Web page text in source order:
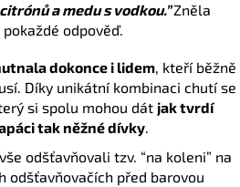
a medu s vodkou.”Zněla
pokaždé odpověď.
dokonce i lidem, kteří běžně
Díky unikátní kombinaci chutí se
si spolu mohou dát jak tvrdí
tak něžné dívky.
odšťavňovali tzv. “na koleni” na
odšťavňovačích před barovou